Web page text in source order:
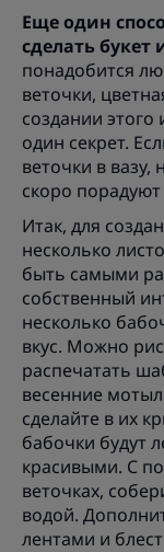
Еще один
сделать букет
понадобится
веточки,
создании этого
один секрет.
веточки в
скоро
Итак, для
несколько
быть самыми
собственный
несколько
вкус. Можно
распечатать
весенние
сделайте в их
бабочки будут
красивыми. С
веточках,
водой.
лентами и